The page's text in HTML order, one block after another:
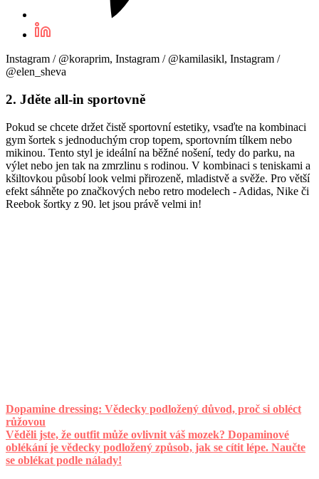
Instagram / @koraprim, Instagram / @kamilasikl, Instagram /
@elen_sheva
2. Jděte all-in sportovně
Pokud se chcete držet čistě sportovní estetiky, vsaďte na kombinaci
gym šortek s jednoduchým crop topem, sportovním tílkem nebo
mikinou. Tento styl je ideální na běžné nošení, tedy do parku, na
výlet nebo jen tak na zmrzlinu s rodinou. V kombinaci s teniskami a
kšiltovkou působí look velmi přirozeně, mladistvě a svěže. Pro větší
efekt sáhněte po značkových nebo retro modelech - Adidas, Nike či
Reebok šortky z 90. let jsou právě velmi in!
Dopamine dressing: Vědecky podložený důvod, proč si obléct
růžovou
Věděli jste, že outfit může ovlivnit váš mozek? Dopaminové
oblékání je vědecky podložený způsob, jak se cítit lépe. Naučte
se oblékat podle nálady!